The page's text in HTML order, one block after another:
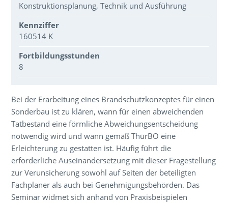
Konstruktionsplanung, Technik und Ausführung
Kennziffer
160514 K
Fortbildungsstunden
8
Über den Inhalt der Veranstaltung
Bei der Erarbeitung eines Brandschutzkonzeptes für einen
Sonderbau ist zu klären, wann für einen abweichenden
Tatbestand eine förmliche Abweichungsentscheidung
notwendig wird und wann gemäß ThürBO eine
Erleichterung zu gestatten ist. Häufig führt die
erforderliche Auseinandersetzung mit dieser Fragestellung
zur Verunsicherung sowohl auf Seiten der beteiligten
Fachplaner als auch bei Genehmigungsbehörden. Das
Seminar widmet sich anhand von Praxisbeispielen